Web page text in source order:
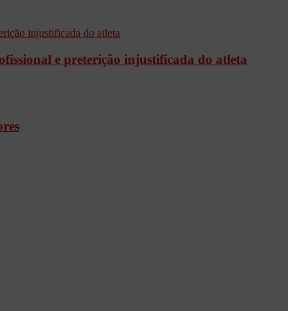
e preterição injustificada do atleta